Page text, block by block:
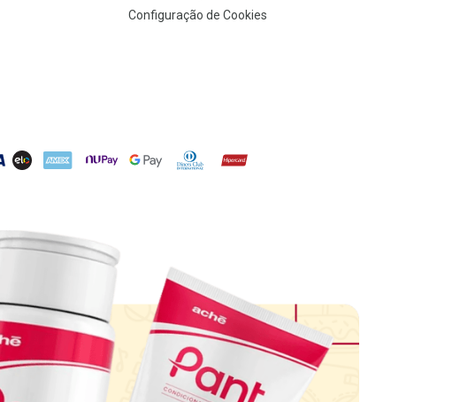
Configuração de Cookies
ELO AMEX NuPay Google PayDiners ClubHipercard